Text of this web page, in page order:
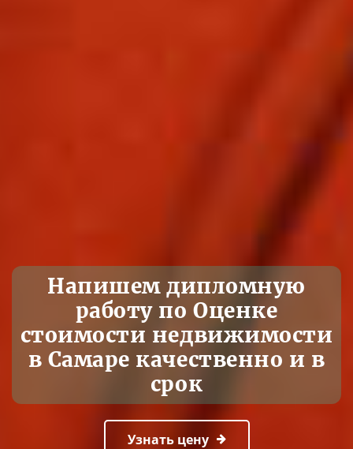
Напишем дипломную
работу по Оценке
стоимости недвижимости
в Самаре качественно и в
срок
Узнать цену